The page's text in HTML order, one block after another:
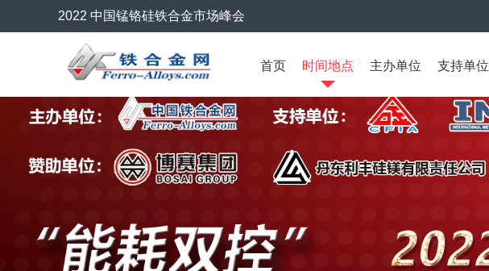
2022 中国锰铬硅铁合金市场峰会
首页 时间地点 主办单位 支持单位